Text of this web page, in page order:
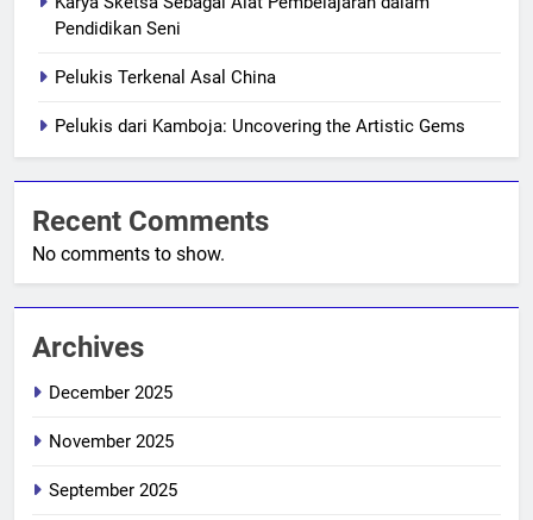
Pendidikan Seni
Pelukis Terkenal Asal China
Pelukis dari Kamboja: Uncovering the Artistic Gems
Recent Comments
No comments to show.
Archives
December 2025
November 2025
September 2025